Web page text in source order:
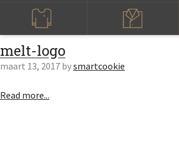
melt-logo
maart 13, 2017 bysmartcookie
Read more...